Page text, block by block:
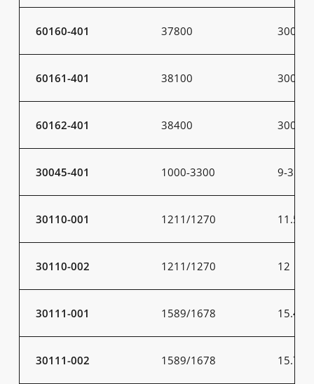
60160-401 37800 300
60161-401 38100 300
60162-401 38400 300
30045-401 1000-3300 9-31
30110-001 1211/1270 11.5
30110-002 1211/1270 12
30111-001 1589/1678 15.4
30111-002 1589/1678 15.7